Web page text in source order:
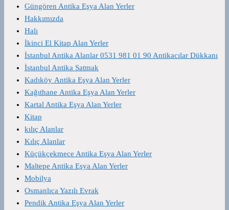
Güngören Antika Eşya Alan Yerler
Hakkımızda
Halı
İkinci El Kitap Alan Yerler
İstanbul Antika Alanlar 0531 981 01 90 Antikacılar Dükkanı
İstanbul Antika Satmak
Kadıköy Antika Eşya Alan Yerler
Kağıthane Antika Eşya Alan Yerler
Kartal Antika Eşya Alan Yerler
Kitap
kılıç Alanlar
Kılıç Alanlar
Küçükçekmece Antika Eşya Alan Yerler
Maltepe Antika Eşya Alan Yerler
Mobilya
Osmanlıca Yazılı Evrak
Pendik Antika Eşya Alan Yerler